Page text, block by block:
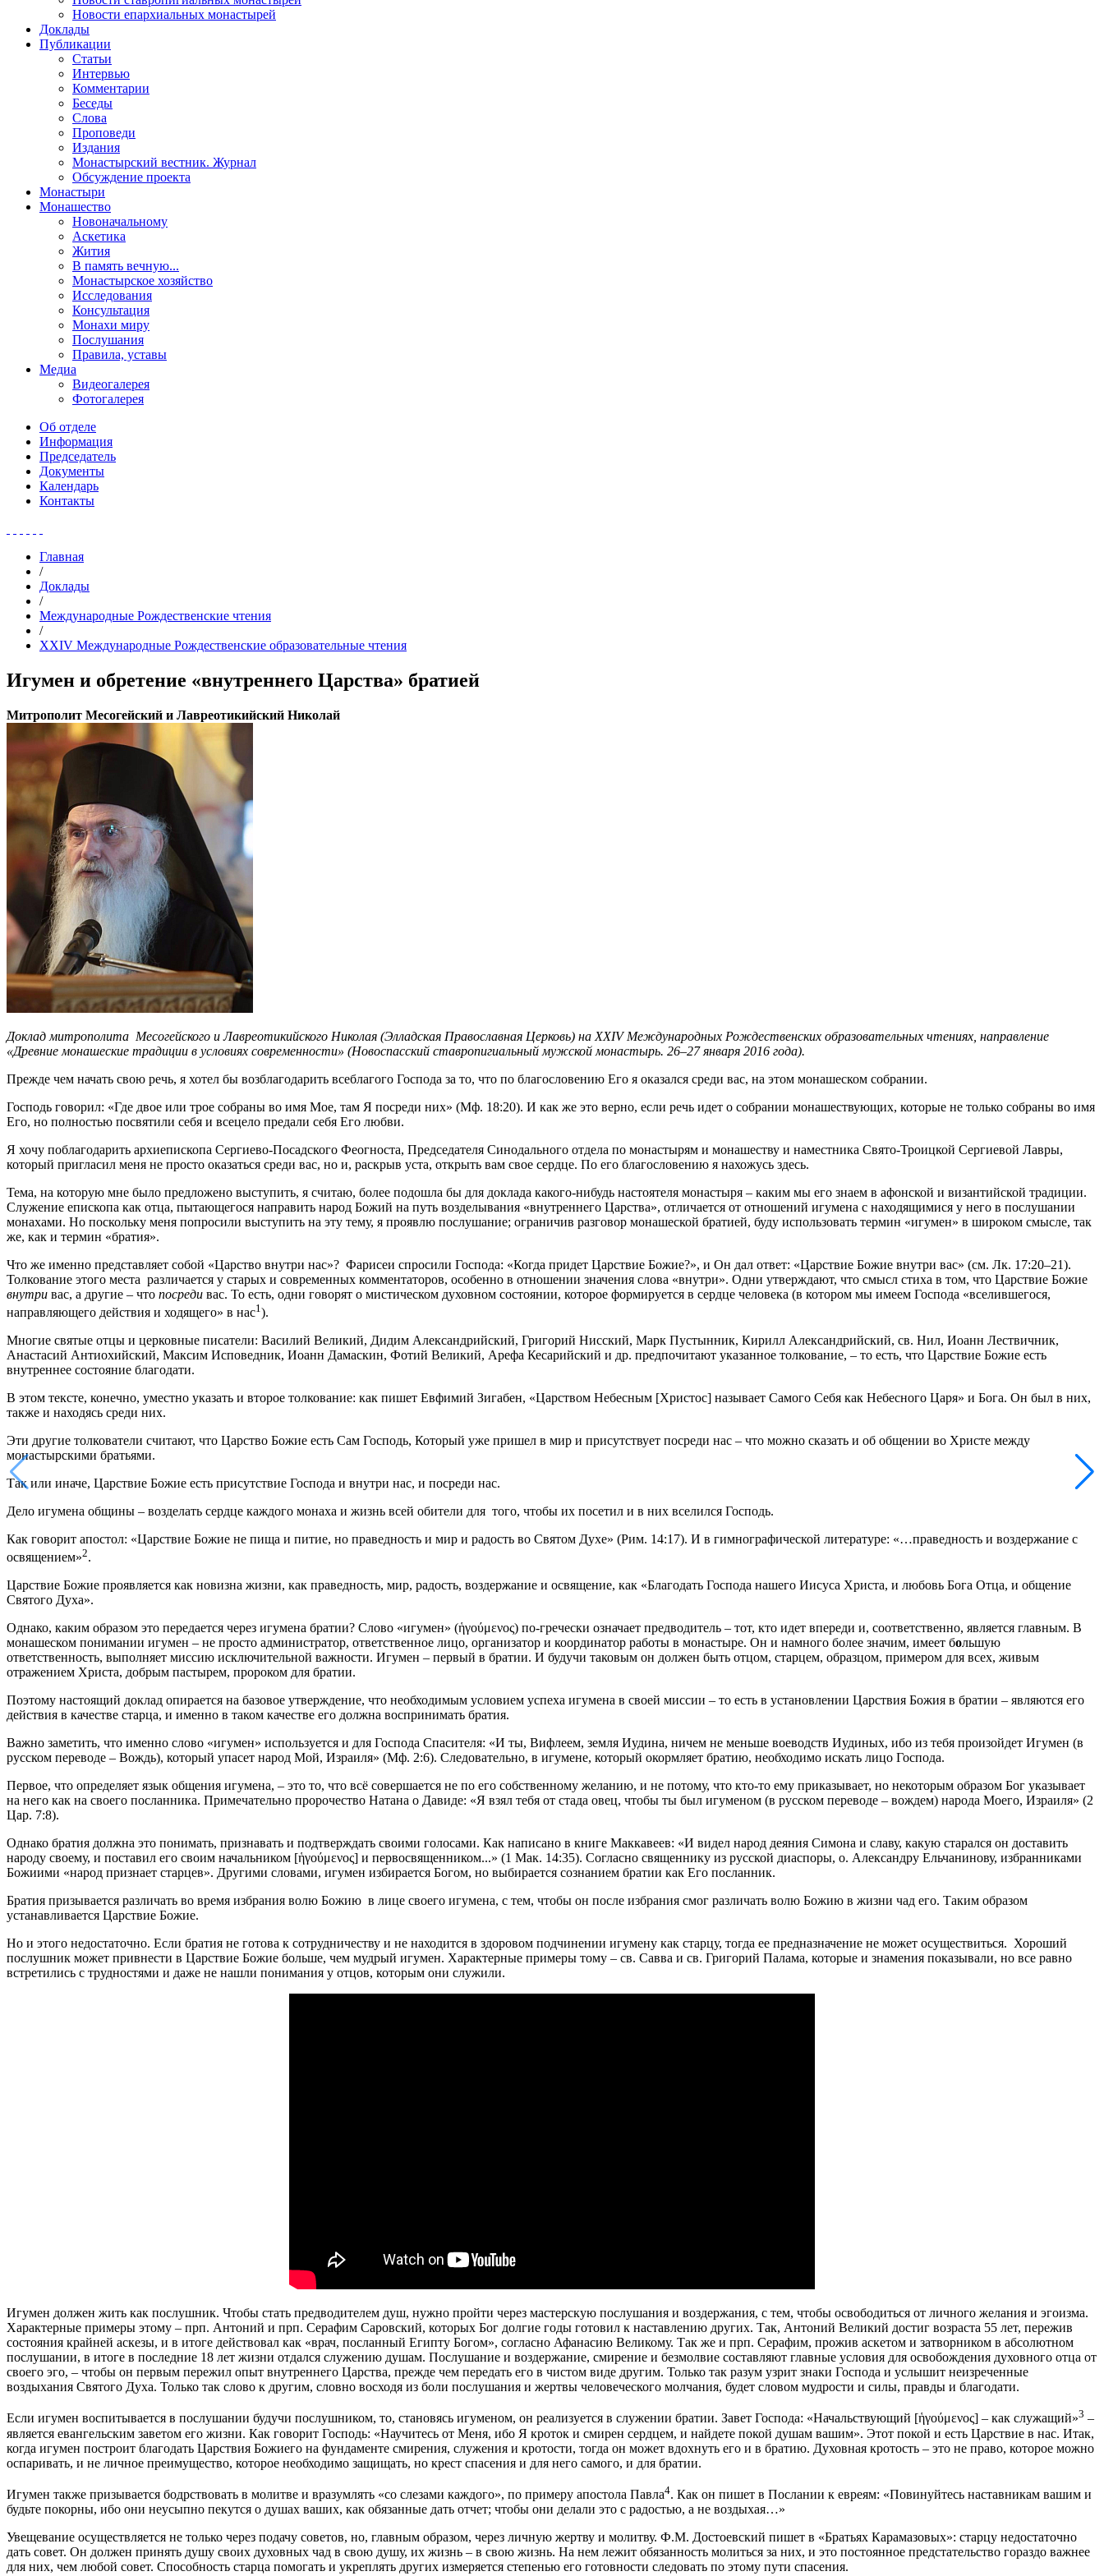
Новости епархиальных монастырей
Доклады
Публикации
Статьи
Интервью
Комментарии
Беседы
Слова
Проповеди
Издания
Монастырский вестник. Журнал
Обсуждение проекта
Монастыри
Монашество
Новоначальному
Аскетика
Жития
В память вечную...
Монастырское хозяйство
Исследования
Консультация
Монахи миру
Послушания
Правила, уставы
Медиа
Видеогалерея
Фотогалерея
Об отделе
Информация
Председатель
Документы
Календарь
Контакты
Главная
/
Доклады
/
Международные Рождественские чтения
/
XXIV Международные Рождественские образовательные чтения
Игумен и обретение «внутреннего Царства» братией
Митрополит Месогейский и Лавреотикийский Николай
Доклад митрополита Месогейского и Лавреотикийского Николая (Элладская Православная Церковь) на XXIV Международных Рождественских образовательных чтениях, направление
«Древние монашеские традиции в условиях современности» (Новоспасский ставропигиальный мужской монастырь. 26–27 января 2016 года).
Прежде чем начать свою речь, я хотел бы возблагодарить всеблагого Господа за то, что по благословению Его я оказался среди вас, на этом монашеском собрании.
Господь говорил: «Где двое или трое собраны во имя Мое, там Я посреди них» (Мф. 18:20). И как же это верно, если речь идет о собрании монашествующих, которые не только собраны во имя
Его, но полностью посвятили себя и всецело предали себя Его любви.
Я хочу поблагодарить архиепископа Сергиево-Посадского Феогноста, Председателя Синодального отдела по монастырям и монашеству и наместника Свято-Троицкой Сергиевой Лавры,
который пригласил меня не просто оказаться среди вас, но и, раскрыв уста, открыть вам свое сердце. По его благословению я нахожусь здесь.
Тема, на которую мне было предложено выступить, я считаю, более подошла бы для доклада какого-нибудь настоятеля монастыря – каким мы его знаем в афонской и византийской традиции.
Служение епископа как отца, пытающегося направить народ Божий на путь возделывания «внутреннего Царства», отличается от отношений игумена с находящимися у него в послушании
монахами. Но поскольку меня попросили выступить на эту тему, я проявлю послушание; ограничив разговор монашеской братией, буду использовать термин «игумен» в широком смысле, так
же, как и термин «братия».
Что же именно представляет собой «Царство внутри нас»? Фарисеи спросили Господа: «Когда придет Царствие Божие?», и Он дал ответ: «Царствие Божие внутри вас» (см. Лк. 17:20–21).
Толкование этого места различается у старых и современных комментаторов, особенно в отношении значения слова «внутри». Одни утверждают, что смысл стиха в том, что Царствие Божие
внутри вас, а другие – что посреди вас. То есть, одни говорят о мистическом духовном состоянии, которое формируется в сердце человека (в котором мы имеем Господа «вселившегося,
направляющего действия и ходящего» в нас1 ).
Многие святые отцы и церковные писатели: Василий Великий, Дидим Александрийский, Григорий Нисский, Марк Пустынник, Кирилл Александрийский, св. Нил, Иоанн Лествичник,
Анастасий Антиохийский, Максим Исповедник, Иоанн Дамаскин, Фотий Великий, Арефа Кесарийский и др. предпочитают указанное толкование, – то есть, что Царствие Божие есть
внутреннее состояние благодати.
В этом тексте, конечно, уместно указать и второе толкование: как пишет Евфимий Зигабен, «Царством Небесным [Христос] называет Самого Себя как Небесного Царя» и Бога. Он был в них,
также и находясь среди них.
Эти другие толкователи считают, что Царство Божие есть Сам Господь, Который уже пришел в мир и присутствует посреди нас – что можно сказать и об общении во Христе между
монастырскими братьями.
Так или иначе, Царствие Божие есть присутствие Господа и внутри нас, и посреди нас.
Дело игумена общины – возделать сердце каждого монаха и жизнь всей обители для того, чтобы их посетил и в них вселился Господь.
Как говорит апостол: «Царствие Божие не пища и питие, но праведность и мир и радость во Святом Духе» (Рим. 14:17). И в гимнографической литературе: «…праведность и воздержание с
освящением»2.
Царствие Божие проявляется как новизна жизни, как праведность, мир, радость, воздержание и освящение, как «Благодать Господа нашего Иисуса Христа, и любовь Бога Отца, и общение
Святого Духа».
Однако, каким образом это передается через игумена братии? Слово «игумен» (ἡγούμενος) по-гречески означает предводитель – тот, кто идет впереди и, соответственно, является главным. В
монашеском понимании игумен – не просто администратор, ответственное лицо, организатор и координатор работы в монастыре. Он и намного более значим, имеет большую
ответственность, выполняет миссию исключительной важности. Игумен – первый в братии. И будучи таковым он должен быть отцом, старцем, образцом, примером для всех, живым
отражением Христа, добрым пастырем, пророком для братии.
Поэтому настоящий доклад опирается на базовое утверждение, что необходимым условием успеха игумена в своей миссии – то есть в установлении Царствия Божия в братии – являются его
действия в качестве старца, и именно в таком качестве его должна воспринимать братия.
Важно заметить, что именно слово «игумен» используется и для Господа Спасителя: «И ты, Вифлеем, земля Иудина, ничем не меньше воеводств Иудиных, ибо из тебя произойдет Игумен (в
русском переводе – Вождь), который упасет народ Мой, Израиля» (Мф. 2:6). Следовательно, в игумене, который окормляет братию, необходимо искать лицо Господа.
Первое, что определяет язык общения игумена, – это то, что всё совершается не по его собственному желанию, и не потому, что кто-то ему приказывает, но некоторым образом Бог указывает
на него как на своего посланника. Примечательно пророчество Натана о Давиде: «Я взял тебя от стада овец, чтобы ты был игуменом (в русском переводе – вождем) народа Моего, Израиля» (2
Цар. 7:8).
Однако братия должна это понимать, признавать и подтверждать своими голосами. Как написано в книге Маккавеев: «И видел народ деяния Симона и славу, какую старался он доставить
народу своему, и поставил его своим начальником [ἡγούμενος] и первосвященником...» (1 Мак. 14:35). Согласно священнику из русской диаспоры, о. Александру Ельчанинову, избранниками
Божиими «народ признает старцев». Другими словами, игумен избирается Богом, но выбирается сознанием братии как Его посланник.
Братия призывается различать во время избрания волю Божию в лице своего игумена, с тем, чтобы он после избрания смог различать волю Божию в жизни чад его. Таким образом
устанавливается Царствие Божие.
Но и этого недостаточно. Если братия не готова к сотрудничеству и не находится в здоровом подчинении игумену как старцу, тогда ее предназначение не может осуществиться. Хороший
послушник может привнести в Царствие Божие больше, чем мудрый игумен. Характерные примеры тому – св. Савва и св. Григорий Палама, которые и знамения показывали, но все равно
встретились с трудностями и даже не нашли понимания у отцов, которым они служили.
Игумен должен жить как послушник. Чтобы стать предводителем душ, нужно пройти через мастерскую послушания и воздержания, с тем, чтобы освободиться от личного желания и эгоизма.
Характерные примеры этому – прп. Антоний и прп. Серафим Саровский, которых Бог долгие годы готовил к наставлению других. Так, Антоний Великий достиг возраста 55 лет, пережив
состояния крайней аскезы, и в итоге действовал как «врач, посланный Египту Богом», согласно Афанасию Великому. Так же и прп. Серафим, прожив аскетом и затворником в абсолютном
послушании, в итоге в последние 18 лет жизни отдался служению душам. Послушание и воздержание, смирение и безмолвие составляют главные условия для освобождения духовного отца от
своего эго, – чтобы он первым пережил опыт внутреннего Царства, прежде чем передать его в чистом виде другим. Только так разум узрит знаки Господа и услышит неизреченные
воздыхания Святого Духа. Только так слово к другим, словно восходя из боли послушания и жертвы человеческого молчания, будет словом мудрости и силы, правды и благодати.
Если игумен воспитывается в послушании будучи послушником, то, становясь игуменом, он реализуется в служении братии. Завет Господа: «Начальствующий [ἡγούμενος] – как служащий»3 –
является евангельским заветом его жизни. Как говорит Господь: «Научитесь от Меня, ибо Я кроток и смирен сердцем, и найдете покой душам вашим». Этот покой и есть Царствие в нас. Итак,
когда игумен построит благодать Царствия Божиего на фундаменте смирения, служения и кротости, тогда он может вдохнуть его и в братию. Духовная кротость – это не право, которое можно
оспаривать, и не личное преимущество, которое необходимо защищать, но крест спасения и для него самого, и для братии.
Игумен также призывается бодрствовать в молитве и вразумлять «со слезами каждого», по примеру апостола Павла4. Как он пишет в Послании к евреям: «Повинуйтесь наставникам вашим и
будьте покорны, ибо они неусыпно пекутся о душах ваших, как обязанные дать отчет; чтобы они делали это с радостью, а не воздыхая…»
Увещевание осуществляется не только через подачу советов, но, главным образом, через личную жертву и молитву. Ф.М. Достоевский пишет в «Братьях Карамазовых»: старцу недостаточно
дать совет. Он должен принять душу своих духовных чад в свою душу, их жизнь – в свою жизнь. На нем лежит обязанность молиться за них, и это постоянное предстательство гораздо важнее
для них, чем любой совет. Способность старца помогать и укреплять других измеряется степенью его готовности следовать по этому пути спасения.